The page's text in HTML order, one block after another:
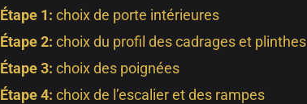
Étape 1: choix de porte intérieures
Étape 2: choix du profil des cadrages et plinthes
Étape 3: choix des poignées
Étape 4: choix de l’escalier et des rampes